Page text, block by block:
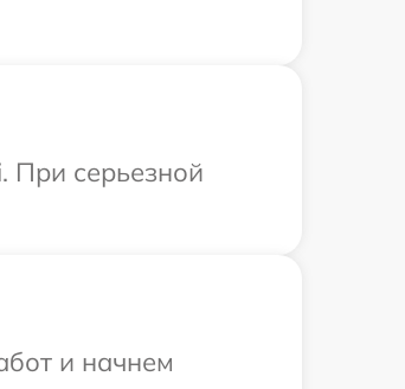
При серьезной
и начнем